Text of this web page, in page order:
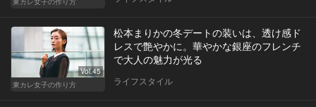
Vol.45
東カレ女子の作り方
松本まりかの冬デートの装いは、透け感ド
レスで艶やかに。華やかな銀座のフレンチ
で大人の魅力が光る
ライフスタイル